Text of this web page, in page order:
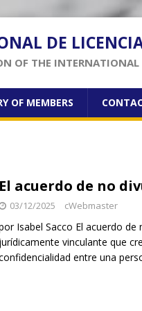
DE
OF THE
OF MEMBERS
El acuerdo de no
03/12/2025 cWebmaster
Isabel Sacco El acuerdo
jurídicamente vinculante que
entre una